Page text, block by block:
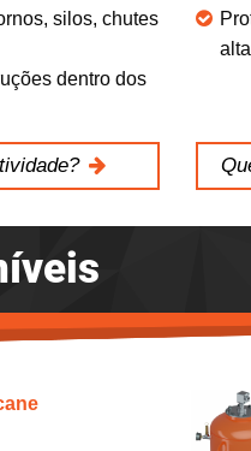
silos, chutes
dentro dos